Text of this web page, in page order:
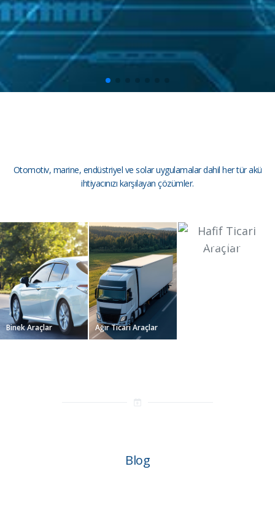
Otomotiv, marine, endüstriyel ve solar uygulamalar dahil her tür akü
ihtiyacınızı karşılayan çözümler.
Binek Araçlar Ağır Ticari Araçlar
Hafif Ticari Araçlar
Blog